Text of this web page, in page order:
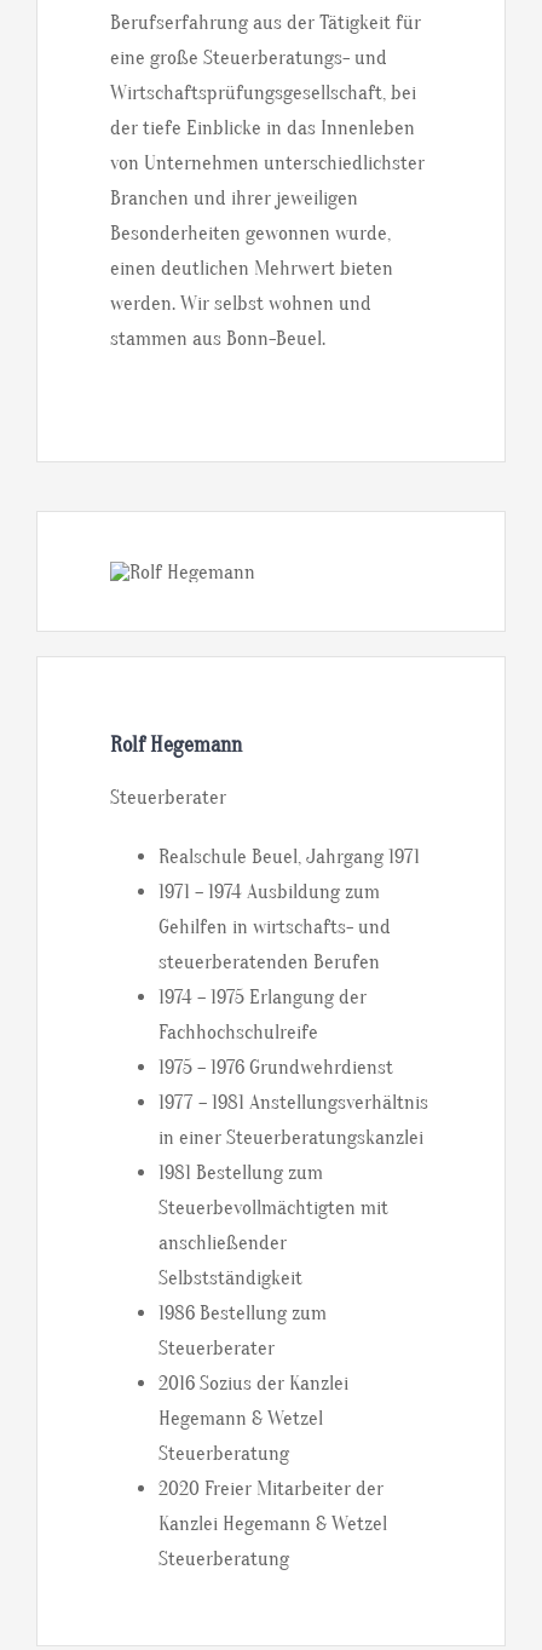
Berufserfahrung aus der Tätigkeit für
eine große Steuerberatungs- und
Wirtschaftsprüfungsgesellschaft, bei
der tiefe Einblicke in das Innenleben
von Unternehmen unterschiedlichster
Branchen und ihrer jeweiligen
Besonderheiten gewonnen wurde,
einen deutlichen Mehrwert bieten
werden. Wir selbst wohnen und
stammen aus Bonn-Beuel.
Rolf Hegemann
Steuerberater
Realschule Beuel, Jahrgang 1971
1971 – 1974 Ausbildung zum
Gehilfen in wirtschafts- und
steuerberatenden Berufen
1974 – 1975 Erlangung der
Fachhochschulreife
1975 – 1976 Grundwehrdienst
1977 – 1981 Anstellungsverhältnis
in einer Steuerberatungskanzlei
1981 Bestellung zum
Steuerbevollmächtigten mit
anschließender
Selbstständigkeit
1986 Bestellung zum
Steuerberater
2016 Sozius der Kanzlei
Hegemann & Wetzel
Steuerberatung
2020 Freier Mitarbeiter der
Kanzlei Hegemann & Wetzel
Steuerberatung